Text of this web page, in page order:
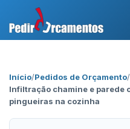
Início/Pedidos de Orçamento/
Infiltração chamine e parede
pingueiras na cozinha
Área Profissional